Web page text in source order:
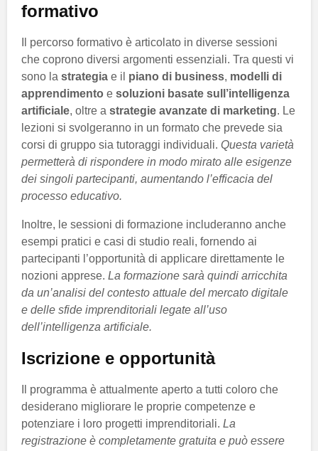
formativo
Il percorso formativo è articolato in diverse sessioni
che coprono diversi argomenti essenziali. Tra questi vi
sono la strategia e il piano di business, modelli di
apprendimento e soluzioni basate sull’intelligenza
artificiale, oltre a strategie avanzate di marketing. Le
lezioni si svolgeranno in un formato che prevede sia
corsi di gruppo sia tutoraggi individuali. Questa varietà
permetterà di rispondere in modo mirato alle esigenze
dei singoli partecipanti, aumentando l’efficacia del
processo educativo.
Inoltre, le sessioni di formazione includeranno anche
esempi pratici e casi di studio reali, fornendo ai
partecipanti l’opportunità di applicare direttamente le
nozioni apprese. La formazione sarà quindi arricchita
da un’analisi del contesto attuale del mercato digitale
e delle sfide imprenditoriali legate all’uso
dell’intelligenza artificiale.
Iscrizione e opportunità
Il programma è attualmente aperto a tutti coloro che
desiderano migliorare le proprie competenze e
potenziare i loro progetti imprenditoriali. La
registrazione è completamente gratuita e può essere